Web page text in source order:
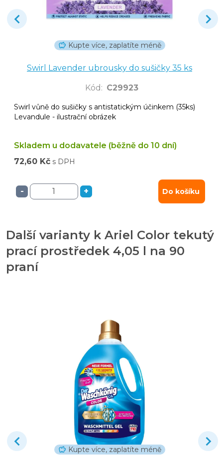
Kupte více, zaplatíte méně
Swirl Lavender ubrousky do sušičky 35 ks
Kód : C29923
Swirl vůně do sušičky s antistatickým účinkem (35ks)
Levandule - ilustrační obrázek
Skladem u dodavatele (běžně do 10 dní)
72,60 Kč s DPH
- + Do košíku
Další varianty k Ariel Color tekutý
prací prostředek 4,05 l na 90
praní
Kupte více, zaplatíte méně